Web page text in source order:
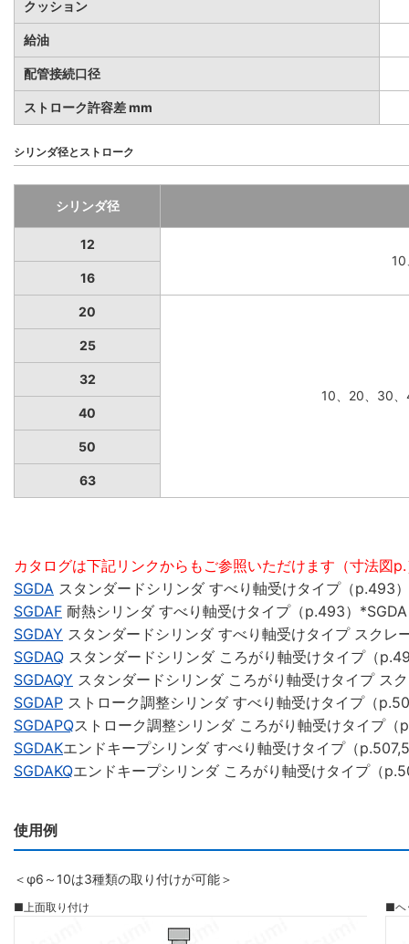
クッション
給油
配管接続口径
ストローク許容差 mm
シリンダ径とストローク
シリンダ径
12
16
20
10、20、30
25
32
40
50
63
カタログは下記リンクからもご参照いただけます（寸法図
SGDA スタンダードシリンダ すべり軸受けタイプ（p.493）
SGDAF 耐熱シリンダ すべり軸受けタイプ（p.493）
SGDAY スタンダードシリンダ すべり軸受けタイプ スクレ
SGDAQ スタンダードシリンダ ころがり軸受けタイプ（
SGDAQY スタンダードシリンダ ころがり軸受けタイプ ス
SGDAP ストローク調整シリンダ すべり軸受けタイプ（
SGDAPQストローク調整シリンダ ころがり軸受けタイプ（
SGDAKエンドキープシリンダ すべり軸受けタイプ（
SGDAKQエンドキープシリンダ ころがり軸受けタイプ（
使用例
＜φ6～10は3種類の取り付けが可能＞
■上面取り付け ■ヘ